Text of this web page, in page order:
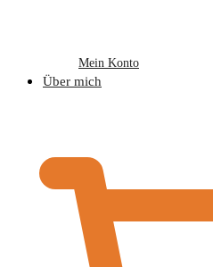
Mein Konto
Über mich